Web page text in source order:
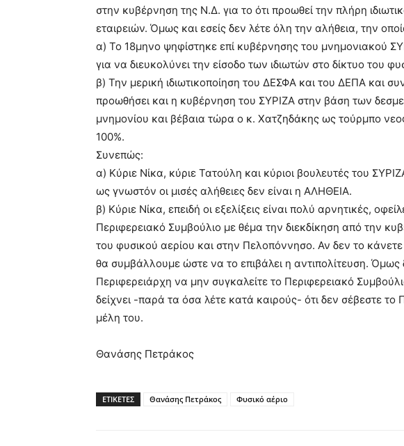
στην κυβέρνηση της Ν.Δ. για το ότι προωθεί την πλήρη
εταιρειών. Όμως και εσείς δεν λέτε όλη την αλήθεια, την
α) Το 18μηνο ψηφίστηκε επί κυβέρνησης του μνημονιακού
για να διευκολύνει την είσοδο των ιδιωτών στο δίκτυο του
β) Την μερική ιδιωτικοποίηση του ΔΕΣΦΑ και του ΔΕΠΑ και
προωθήσει και η κυβέρνηση του ΣΥΡΙΖΑ στην βάση των
μνημονίου και βέβαια τώρα ο κ. Χατζηδάκης ως τούρμπο
100%.
Συνεπώς:
α) Κύριε Νίκα, κύριε Τατούλη και κύριοι βουλευτές του
ως γνωστόν οι μισές αλήθειες δεν είναι η ΑΛΗΘΕΙΑ.
β) Κύριε Νίκα, επειδή οι εξελίξεις είναι πολύ αρνητικές,
Περιφερειακό Συμβούλιο με θέμα την διεκδίκηση από την
του φυσικού αερίου και στην Πελοπόννησο. Αν δεν το
θα συμβάλλουμε ώστε να το επιβάλει η αντιπολίτευση. Όμως
Περιφερειάρχη να μην συγκαλείτε το Περιφερειακό
δείχνει -παρά τα όσα λέτε κατά καιρούς- ότι δεν σέβεστε το
μέλη του.
Θανάσης Πετράκος
ΕΤΙΚΕΤΕΣ Θανάσης Πετράκος Φυσικό αέριο